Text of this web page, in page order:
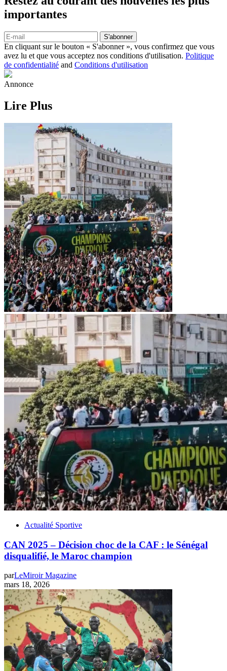
importantes
S'abonner
En cliquant sur le bouton « S'abonner », vous confirmez que vous
avez lu et que vous acceptez nos conditions d'utilisation. Politique
de confidentialité and Conditions d'utilisation
Annonce
Lire Plus
Actualité Sportive
CAN 2025 – Décision choc de la CAF : le Sénégal
disqualifié, le Maroc champion
parLeMiroir Magazine
mars 18, 2026